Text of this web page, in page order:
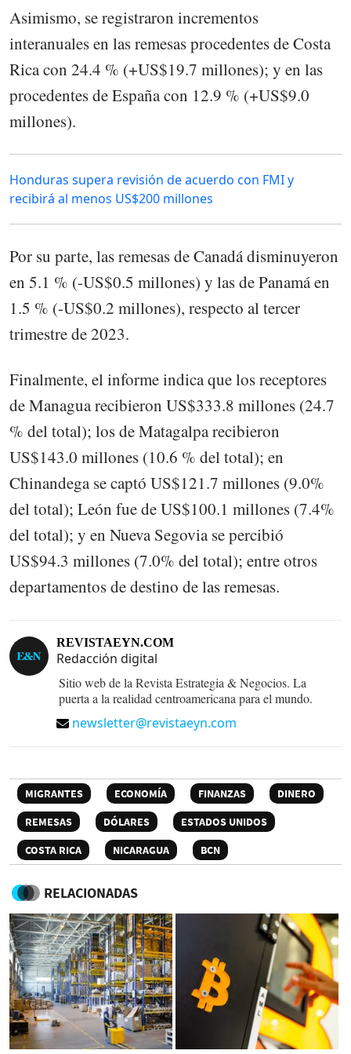
Asimismo, se registraron incrementos
interanuales en las remesas procedentes de Costa
Rica con 24.4 % (+US$19.7 millones); y en las
procedentes de España con 12.9 % (+US$9.0
millones).
Honduras supera revisión de acuerdo con FMI y
recibirá al menos US$200 millones
Por su parte, las remesas de Canadá disminuyeron
en 5.1 % (-US$0.5 millones) y las de Panamá en
1.5 % (-US$0.2 millones), respecto al tercer
trimestre de 2023.
Finalmente, el informe indica que los receptores
de Managua recibieron US$333.8 millones (24.7
% del total); los de Matagalpa recibieron
US$143.0 millones (10.6 % del total); en
Chinandega se captó US$121.7 millones (9.0%
del total); León fue de US$100.1 millones (7.4%
del total); y en Nueva Segovia se percibió
US$94.3 millones (7.0% del total); entre otros
departamentos de destino de las remesas.
REVISTAEYN.COM
Redacción digital
Sitio web de la Revista Estrategia & Negocios. La
puerta a la realidad centroamericana para el mundo.
newsletter@revistaeyn.com
MIGRANTES ECONOMÍA FINANZAS
DINERO
REMESAS
DÓLARES
ESTADOS UNIDOS
COSTA RICA
NICARAGUA BCN
RELACIONADAS